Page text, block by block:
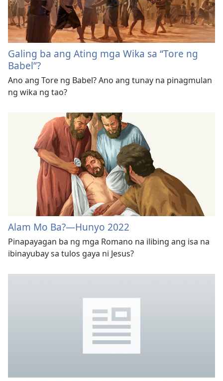
Galing ba ang Ating mga Wika sa “Tore ng
Babel”?
Ano ang Tore ng Babel? Ano ang tunay na pinagmulan
ng wika ng tao?
Alam Mo Ba?​—Hunyo 2022
Pinapayagan ba ng mga Romano na ilibing ang isa na
ibinayubay sa tulos gaya ni Jesus?